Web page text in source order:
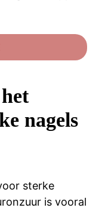
nagels
sterke
is vooral